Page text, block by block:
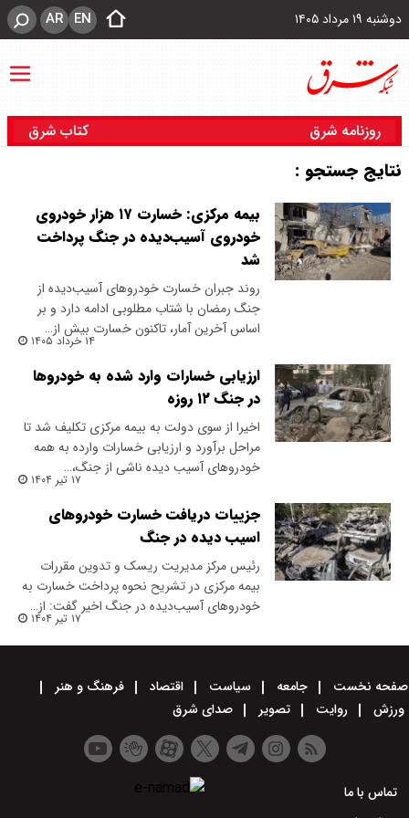
دوشنبه ۱۹ مرداد ۱۴۰۵ EN
AR
روزنامه شرق کتاب شرق
نتایج جستجو :
بیمه مرکزی: خسارت ۱۷ هزار خودروی
خودروی آسیب‌دیده در جنگ پرداخت
شد
روند جبران خسارت خودروهای آسیب‌دیده از
جنگ رمضان با شتاب مطلوبی ادامه دارد و بر
اساس آخرین آمار، تاکنون خسارت بیش از…
۱۴ خرداد ۱۴۰۵
ارزیابی خسارات وارد شده به خودروها
در جنگ ۱۲ روزه
اخیرا از سوی دولت به بیمه مرکزی تکلیف شد تا
مراحل برآورد و ارزیابی خسارات وارده به همه
خودروهای آسیب دیده ناشی از جنگ،…
۱۷ تیر ۱۴۰۴
جزییات دریافت خسارت خودروهای
اسیب دیده در جنگ
رئیس مرکز مدیریت ریسک و تدوین مقررات
بیمه مرکزی در تشریح نحوه پرداخت خسارت به
خودروهای آسیب‌دیده در جنگ اخیر گفت: از…
۱۷ تیر ۱۴۰۴
صفحه نخست جامعه سیاست اقتصاد
فرهنگ و هنر
ورزش
روایت تصویر صدای شرق
تماس با ما